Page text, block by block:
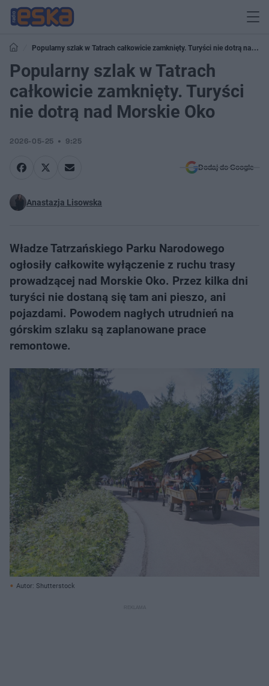
Popularny szlak w Tatrach całkowicie zamknięty. Turyści nie dotrą nad
Morskie Oko
Popularny szlak w Tatrach
całkowicie zamknięty. Turyści
nie dotrą nad Morskie Oko
2026-05-25 9:25
Dodaj do Google
Anastazja Lisowska
Władze Tatrzańskiego Parku Narodowego
ogłosiły całkowite wyłączenie z ruchu trasy
prowadzącej nad Morskie Oko. Przez kilka dni
turyści nie dostaną się tam ani pieszo, ani
pojazdami. Powodem nagłych utrudnień na
górskim szlaku są zaplanowane prace
remontowe.
Autor: Shutterstock